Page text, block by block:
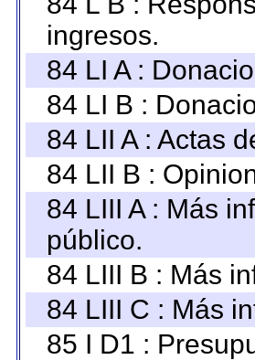
ingresos.
84 LI A :
84 LI B :
84 LII A : Actas
84 LII B :
84 LIII A : Más
público.
84 LIII B : Más
84 LIII C : Más
85 I D1 :